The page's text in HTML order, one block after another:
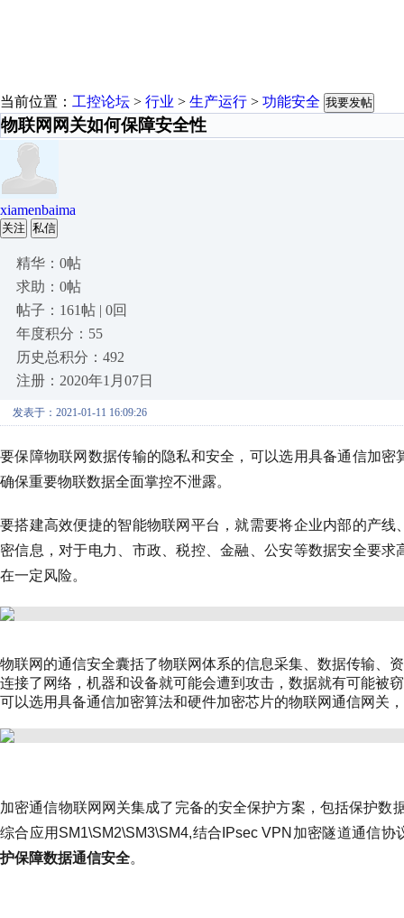
当前位置： 工控论坛 > 行业 > 生产运行 > 功能安全 我要发帖
物联网网关如何保障安全性
xiamenbaima
关注 私信
精华：0帖
求助：0帖
帖子：161帖 | 0回
年度积分：55
历史总积分：492
注册：2020年1月07日
发表于：2021-01-11 16:09:26
要保障物联网数据传输的隐私和安全，可以选用具备通信加
确保重要物联数据全面掌控不泄露。
要搭建高效便捷的智能物联网平台，就需要将企业内部的产
密信息，对于电力、市政、税控、金融、公安等数据安全要
在一定风险。
物联网的通信安全囊括了物联网体系的信息采集、数据传输、
连接了网络，机器和设备就可能会遭到攻击，数据就有可能被
可以选用具备通信加密算法和硬件加密芯片的物联网通信网关
加密通信物联网网关集成了完备的安全保护方案，包括保护数
综合应用SM1\SM2\SM3\SM4,结合IPsec VPN加密隧道通信
护保障数据通信安全。